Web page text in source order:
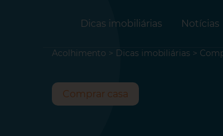
Dicas imobiliárias Notícias
Acolhimento > Dicas imobiliárias >
Comprar casa